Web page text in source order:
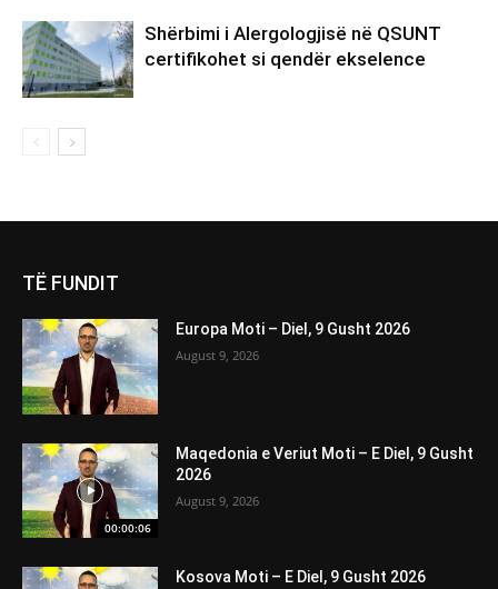
Shërbimi i Alergologjisë në QSUNT
certifikohet si qendër ekselence
TË FUNDIT
Europa Moti – Diel, 9 Gusht 2026
August 9, 2026
00:00:06
Maqedonia e Veriut Moti – E Diel, 9 Gusht
2026
August 9, 2026
Kosova Moti – E Diel, 9 Gusht 2026